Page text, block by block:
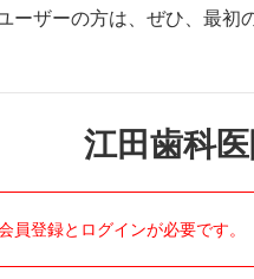
ザーの方は、ぜひ、最初
江田歯科
員登録とログインが必要です。